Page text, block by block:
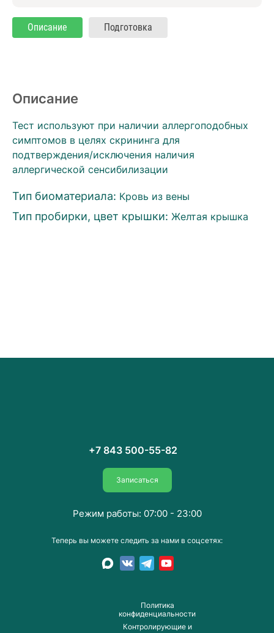
Описание Подготовка
Описание
Тест используют при наличии аллергоподобных
симптомов в целях скрининга для
подтверждения/исключения наличия
аллергической сенсибилизации
Тип биоматериала: Кровь из вены
Тип пробирки, цвет крышки: Желтая крышка
Пoлитика
конфиденциальности
Контролирующие и
+7 843 500-55-82
Записаться
Теперь вы можете следить за нами в соцсетях:
Режим работы: 07:00 - 23:00